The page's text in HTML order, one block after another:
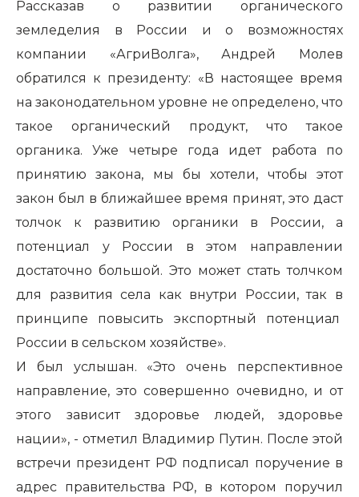
Рассказав о развитии органического
земледелия в России и о возможностях
компании «АгриВолга», Андрей Молев
обратился к президенту: «В настоящее время
на законодательном уровне не определено, что
такое органический продукт, что такое
органика. Уже четыре года идет работа по
принятию закона, мы бы хотели, чтобы этот
закон был в ближайшее время принят, это даст
толчок к развитию органики в России, а
потенциал у России в этом направлении
достаточно большой. Это может стать толчком
для развития села как внутри России, так в
принципе повысить экспортный потенциал
России в сельском хозяйстве».
И был услышан. «Это очень перспективное
направление, это совершенно очевидно, и от
этого зависит здоровье людей, здоровье
нации», - отметил Владимир Путин. После этой
встречи президент РФ подписал поручение в
адрес правительства РФ, в котором поручил